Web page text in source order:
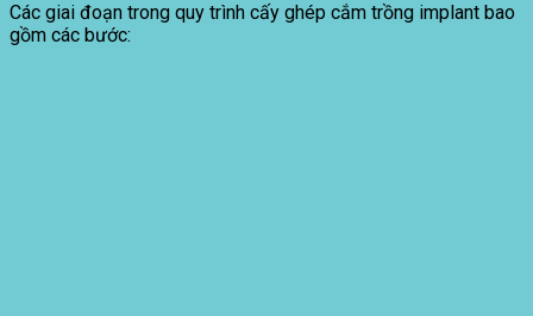
Các giai đoạn trong quy trình cấy ghép cắm trồng implant bao
gồm các bước: